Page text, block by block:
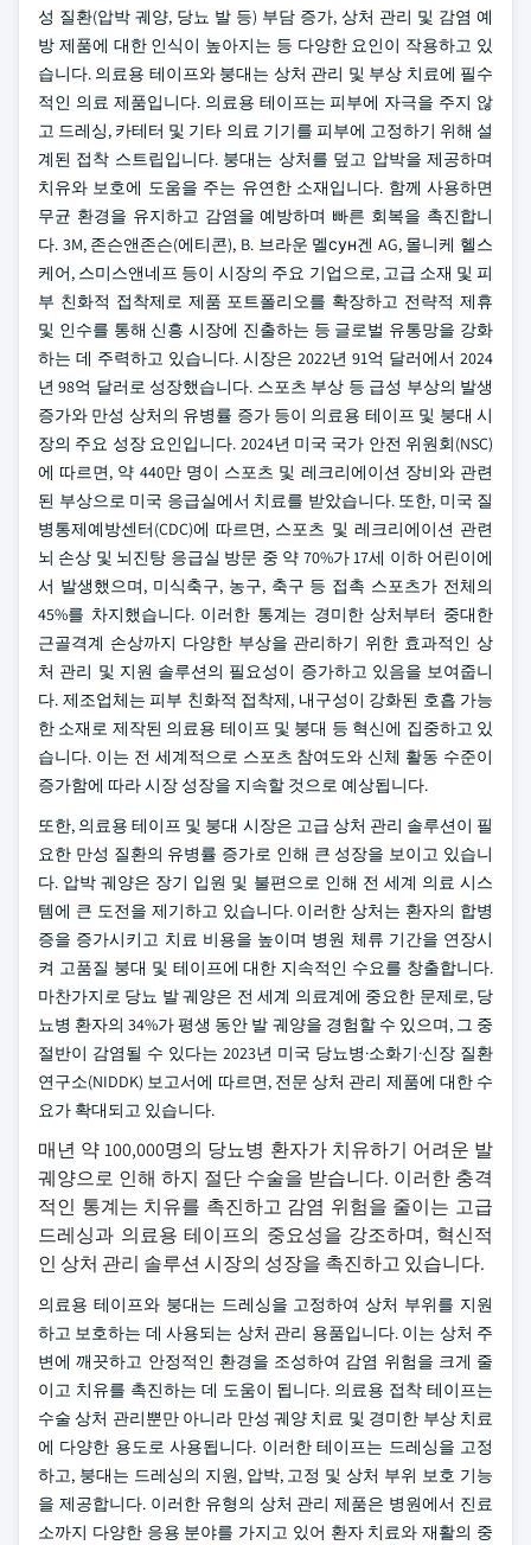
성 질환(압박 궤양, 당뇨 발 등) 부담 증가, 상처 관리 및 감염 예
방 제품에 대한 인식이 높아지는 등 다양한 요인이 작용하고 있
습니다. 의료용 테이프와 붕대는 상처 관리 및 부상 치료에 필수
적인 의료 제품입니다. 의료용 테이프는 피부에 자극을 주지 않
고 드레싱, 카테터 및 기타 의료 기기를 피부에 고정하기 위해 설
계된 접착 스트립입니다. 붕대는 상처를 덮고 압박을 제공하며
치유와 보호에 도움을 주는 유연한 소재입니다. 함께 사용하면
무균 환경을 유지하고 감염을 예방하며 빠른 회복을 촉진합니
다. 3M, 존슨앤존슨(에티콘), B. 브라운 멜сун겐 AG, 몰니케 헬스
케어, 스미스앤네프 등이 시장의 주요 기업으로, 고급 소재 및 피
부 친화적 접착제로 제품 포트폴리오를 확장하고 전략적 제휴
및 인수를 통해 신흥 시장에 진출하는 등 글로벌 유통망을 강화
하는 데 주력하고 있습니다. 시장은 2022년 91억 달러에서 2024
년 98억 달러로 성장했습니다. 스포츠 부상 등 급성 부상의 발생
증가와 만성 상처의 유병률 증가 등이 의료용 테이프 및 붕대 시
장의 주요 성장 요인입니다. 2024년 미국 국가 안전 위원회(NSC)
에 따르면, 약 440만 명이 스포츠 및 레크리에이션 장비와 관련
된 부상으로 미국 응급실에서 치료를 받았습니다. 또한, 미국 질
병통제예방센터(CDC)에 따르면, 스포츠 및 레크리에이션 관련
뇌 손상 및 뇌진탕 응급실 방문 중 약 70%가 17세 이하 어린이에
서 발생했으며, 미식축구, 농구, 축구 등 접촉 스포츠가 전체의
45%를 차지했습니다. 이러한 통계는 경미한 상처부터 중대한
근골격계 손상까지 다양한 부상을 관리하기 위한 효과적인 상
처 관리 및 지원 솔루션의 필요성이 증가하고 있음을 보여줍니
다. 제조업체는 피부 친화적 접착제, 내구성이 강화된 호흡 가능
한 소재로 제작된 의료용 테이프 및 붕대 등 혁신에 집중하고 있
습니다. 이는 전 세계적으로 스포츠 참여도와 신체 활동 수준이
증가함에 따라 시장 성장을 지속할 것으로 예상됩니다.
또한, 의료용 테이프 및 붕대 시장은 고급 상처 관리 솔루션이 필
요한 만성 질환의 유병률 증가로 인해 큰 성장을 보이고 있습니
다. 압박 궤양은 장기 입원 및 불편으로 인해 전 세계 의료 시스
템에 큰 도전을 제기하고 있습니다. 이러한 상처는 환자의 합병
증을 증가시키고 치료 비용을 높이며 병원 체류 기간을 연장시
켜 고품질 붕대 및 테이프에 대한 지속적인 수요를 창출합니다.
마찬가지로 당뇨 발 궤양은 전 세계 의료계에 중요한 문제로, 당
뇨병 환자의 34%가 평생 동안 발 궤양을 경험할 수 있으며, 그 중
절반이 감염될 수 있다는 2023년 미국 당뇨병·소화기·신장 질환
연구소(NIDDK) 보고서에 따르면, 전문 상처 관리 제품에 대한 수
요가 확대되고 있습니다.
매년 약 100,000명의 당뇨병 환자가 치유하기 어려운 발
궤양으로 인해 하지 절단 수술을 받습니다. 이러한 충격
적인 통계는 치유를 촉진하고 감염 위험을 줄이는 고급
드레싱과 의료용 테이프의 중요성을 강조하며, 혁신적
인 상처 관리 솔루션 시장의 성장을 촉진하고 있습니다.
의료용 테이프와 붕대는 드레싱을 고정하여 상처 부위를 지원
하고 보호하는 데 사용되는 상처 관리 용품입니다. 이는 상처 주
변에 깨끗하고 안정적인 환경을 조성하여 감염 위험을 크게 줄
이고 치유를 촉진하는 데 도움이 됩니다. 의료용 접착 테이프는
수술 상처 관리뿐만 아니라 만성 궤양 치료 및 경미한 부상 치료
에 다양한 용도로 사용됩니다. 이러한 테이프는 드레싱을 고정
하고, 붕대는 드레싱의 지원, 압박, 고정 및 상처 부위 보호 기능
을 제공합니다. 이러한 유형의 상처 관리 제품은 병원에서 진료
소까지 다양한 응용 분야를 가지고 있어 환자 치료와 재활의 중